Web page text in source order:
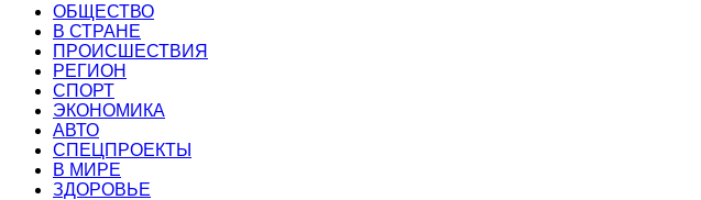
ОБЩЕСТВО
В СТРАНЕ
ПРОИСШЕСТВИЯ
РЕГИОН
CПОРТ
ЭКОНОМИКА
АВТО
СПЕЦПРОЕКТЫ
В МИРЕ
ЗДОРОВЬЕ